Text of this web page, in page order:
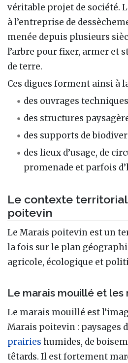
véritable projet de société.
à l’entreprise de
menée depuis plusieurs
l’arbre pour fixer, armer et
de terre.
Ces digues forment ainsi à
des ouvrages
des structures
des supports de
des lieux d’usage, de
promenade et parfois
Le contexte
poitevin
Le Marais poitevin est un
la fois sur le plan
agricole, écologique et
Le marais mouillé et les
Le marais mouillé est
Marais poitevin : paysages
prairies humides, de
têtards. Il est fortement